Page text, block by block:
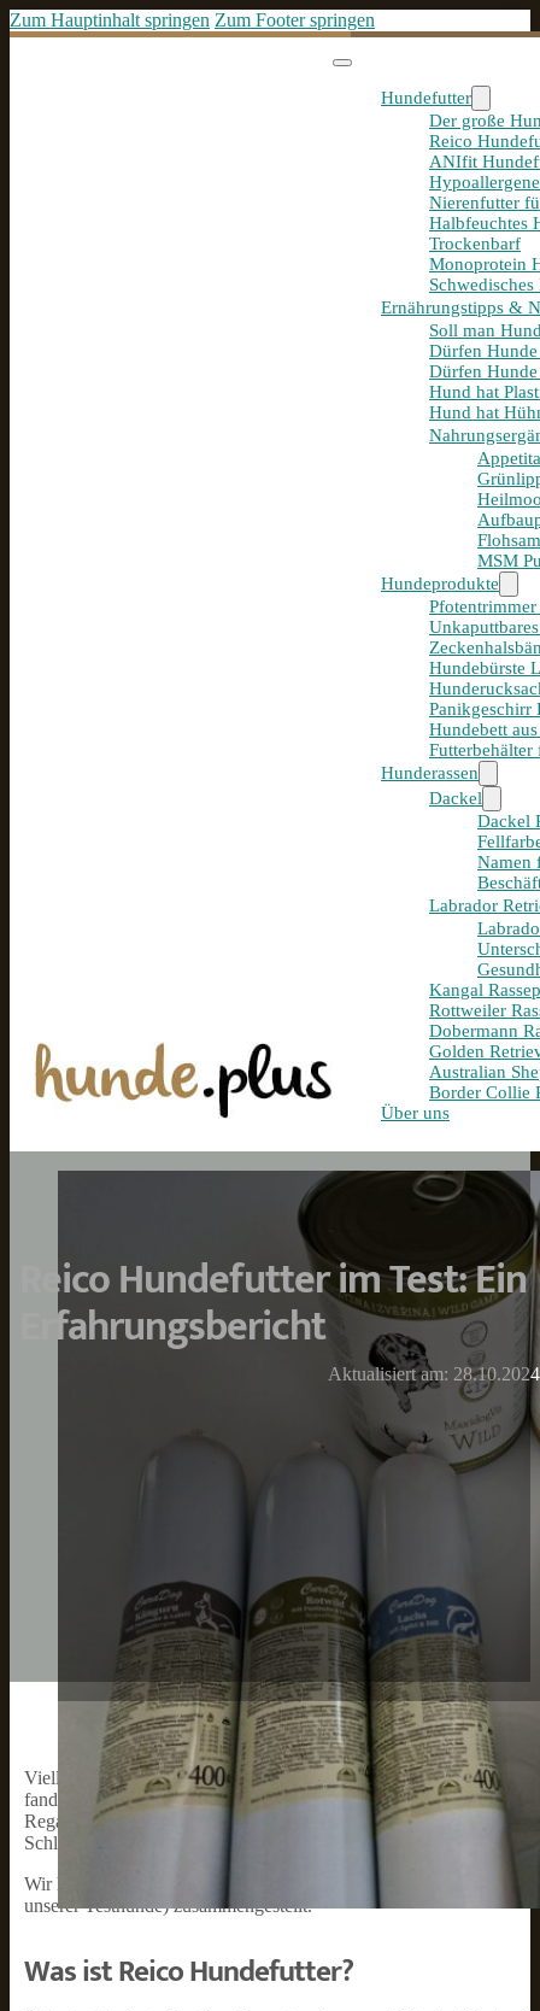
Zum Hauptinhalt springen Zum Footer springen
Hundefutter
Der große
Reico
ANIfit
Nierenfutter
Halbfeuchtes
Trockenbarf
Monoprotein
Ernährungstipps &
Soll man
Dürfen
Dürfen Hunde
Hund hat
Hund hat
MSM
Hundeprodukte
Hundebürste
Panikgeschirr
Hundebett
Hunderassen
Dackel
Dackel
Namen
Labrador
Kangal
Rottweiler
Dobermann
Golden
Australian
Border Collie
Über uns
Reico Hundefutter im Test: Ein
Erfahrungsbericht
Aktualisiert am: 28.10.2024
Vielleicht hast du auch schon vonReico Hundefuttergehört? Wir
fanden wir hier die Möglichkeit derindividuellen Futterberatung
Regale in den Fach- und Supermärkten werden immer voller, die
Schließlich wollen wir alle für unsere Tiere nur das beste Futter,
Wir haben für euch deshalb das Futter von Reico getestet und
unserer Testhunde) zusammengestellt.
Was ist Reico Hundefutter?